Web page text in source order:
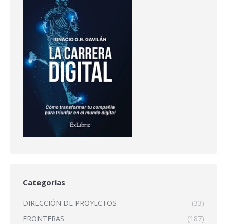
Categorías
DIRECCIÓN DE PROYECTOS
(33)
FRONTERAS
(187)